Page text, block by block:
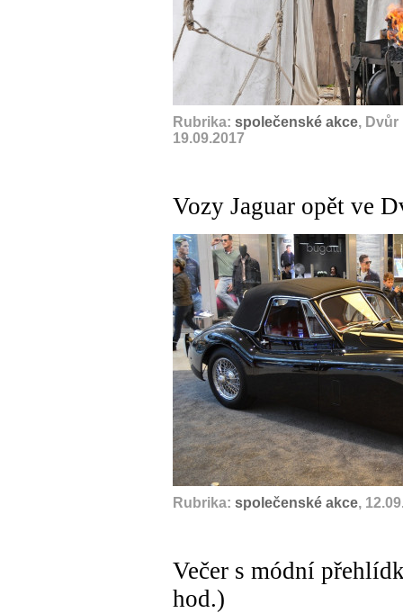
Rubrika: společenské akce, Dvůr
19.09.2017
Vozy Jaguar opět ve
Rubrika: společenské akce,
Večer s módní
hod.)